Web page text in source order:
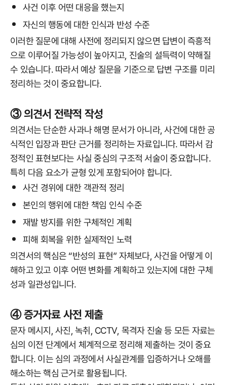
사건 이후 어떤 대응을 했는지
자신의 행동에 대한 인식과 반성 수준
이러한 질문에 대해 사전에 정리되지 않으면 답변이 즉흥적
으로 이루어질 가능성이 높아지고, 진술의 설득력이 약해질
수 있습니다. 따라서 예상 질문을 기준으로 답변 구조를 미리
정리하는 것이 중요합니다.
③ 의견서 전략적 작성
의견서는 단순한 사과나 해명 문서가 아니라, 사건에 대한 공
식적인 입장과 판단 근거를 정리하는 자료입니다. 따라서 감
정적인 표현보다는 사실 중심의 구조적 서술이 중요합니다.
특히 다음 요소가 균형 있게 포함되어야 합니다.
사건 경위에 대한 객관적 정리
본인의 행위에 대한 책임 인식 수준
재발 방지를 위한 구체적인 계획
피해 회복을 위한 실제적인 노력
의견서의 핵심은 “반성의 표현” 자체보다, 사건을 어떻게 이
해하고 있고 이후 어떤 변화를 계획하고 있는지에 대한 구체
성과 일관성입니다.
④ 증거자료 사전 제출
문자 메시지, 사진, 녹취, CCTV, 목격자 진술 등 모든 자료는
심의 이전 단계에서 체계적으로 정리해 제출하는 것이 중요
합니다. 이는 심의 과정에서 사실관계를 입증하거나 오해를
해소하는 핵심 근거로 활용됩니다.